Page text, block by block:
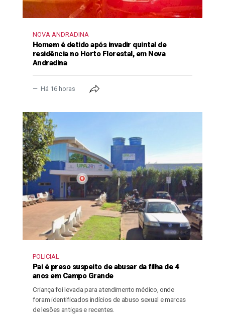
NOVA ANDRADINA
Homem é detido após invadir quintal de
residência no Horto Florestal, em Nova
Andradina
Há 16 horas
POLICIAL
Pai é preso suspeito de abusar da filha de 4
anos em Campo Grande
Criança foi levada para atendimento médico, onde
foram identificados indícios de abuso sexual e marcas
de lesões antigas e recentes.